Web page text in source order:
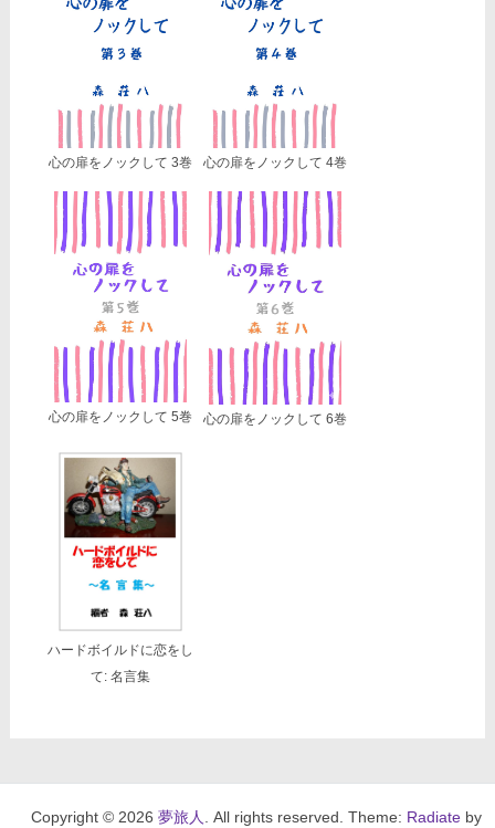
心の扉をノックして 3巻 心の扉をノックして 4巻
心の扉をノックして 5巻 心の扉をノックして 6巻
ハードボイルドに恋をし
て: 名言集
Copyright © 2026 夢旅人 . All rights reserved. Theme: Radiate by